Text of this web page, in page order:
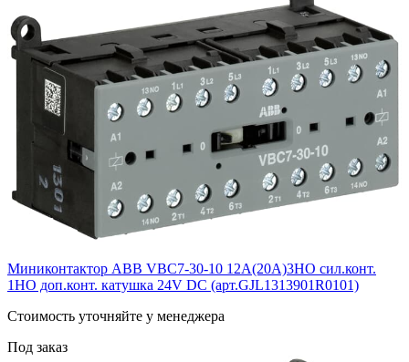
Миниконтактор ABB VВC7-30-10 12A(20А)3НО сил.конт.
1НО доп.конт. катушка 24V DС (арт.GJL1313901R0101)
Cтоимость уточняйте у менеджера
Под заказ